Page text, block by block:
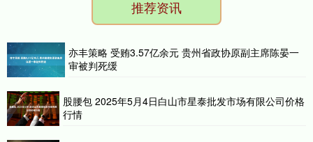
推荐资讯
亦丰策略 受贿3.57亿余元 贵州省政协原副主席陈晏一
审被判死缓
股腰包 2025年5月4日白山市星泰批发市场有限公司价格
行情